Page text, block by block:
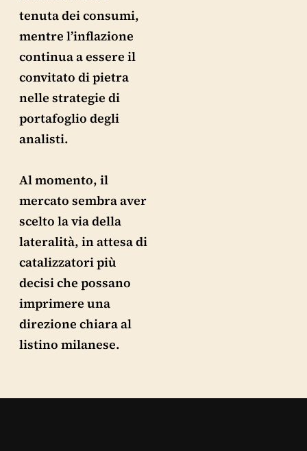
tenuta dei consumi,
mentre l’inflazione
continua a essere il
convitato di pietra
nelle strategie di
portafoglio degli
analisti.
Al momento, il
mercato sembra aver
scelto la via della
lateralità, in attesa di
catalizzatori più
decisi che possano
imprimere una
direzione chiara al
listino milanese.